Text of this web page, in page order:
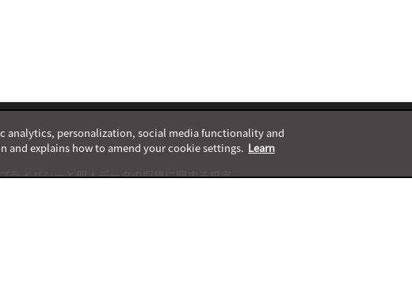
ライバシーと個人データの収集に関する規定
analytics, personalization, social media functionality and
explains how to amend your cookie settings. Learn